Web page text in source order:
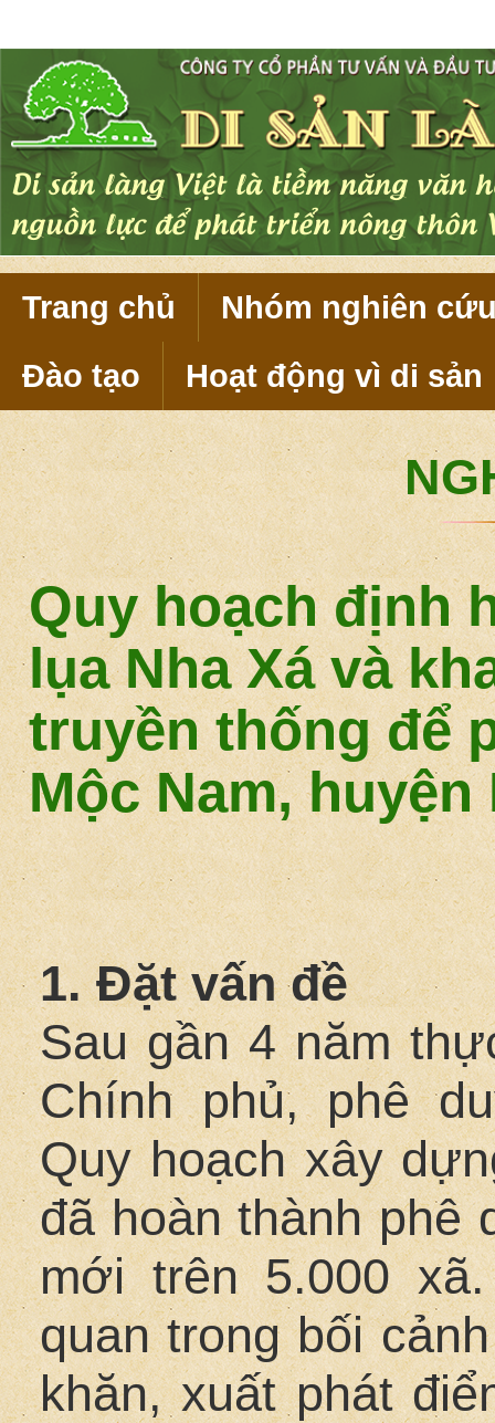
Di sản làng Việt là tiềm năng văn
nguồn lực để phát triển nông thôn
Trang chủ
Nhóm nghiên
Đào tạo
Hoạt động vì di sản
Quy hoạch định
lụa Nha Xá và
truyền thống để
Mộc Nam, huyện
1. Đặt vấn đề
Sau gần 4 năm
Chính phủ, phê
Quy hoạch xây
đã hoàn thành phê
mới trên 5.000
quan trong bối
khăn, xuất phát